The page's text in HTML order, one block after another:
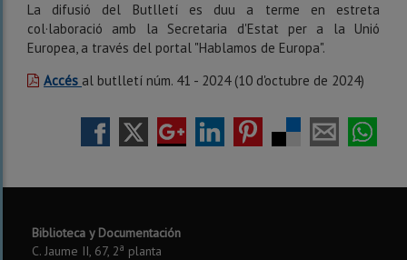
La difusió del Butlletí es duu a terme en estreta
col·laboració amb la Secretaria d'Estat per a la Unió
Europea, a través del portal "Hablamos de Europa".
Accés al butlletí núm. 41 - 2024 (10 d'octubre de 2024)
Biblioteca y Documentación
C. Jaume II, 67, 2a planta